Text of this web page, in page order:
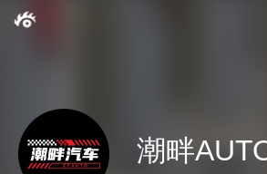
潮畔